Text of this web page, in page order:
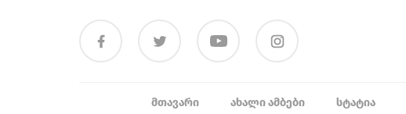
ᲛᲗᲐᲕᲐᲠᲘ ᲐᲮᲐᲚᲘ ᲐᲛᲑᲔᲑᲘ ᲡᲢᲐᲢᲘᲐ